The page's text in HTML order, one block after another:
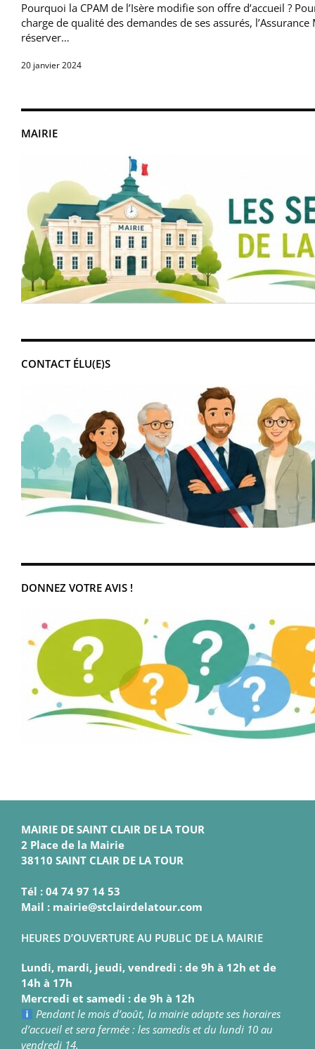
MAIRIE
CONTACT ÉLU(E)S
DONNEZ VOTRE AVIS !
Pourquoi la CPAM de l’Isère modifie son offre d’accueil ?
charge de qualité des demandes de ses assurés,
réserver…
20 janvier 2024
MAIRIE DE SAINT CLAIR DE LA TOUR
2 Place de la Mairie
38110 SAINT CLAIR DE LA TOUR
Tél : 04 74 97 14 53
Mail : mairie@stclairdelatour.com
HEURES D’OUVERTURE AU PUBLIC DE LA MAIRIE
Lundi, mardi, jeudi, vendredi : de 9h à 12h et de
14h à 17h
Mercredi et samedi : de 9h à 12h
Pendant le mois d’août, la mairie adapte ses horaires
d’accueil et sera fermée : les samedis et du lundi 10 au
vendredi 14.